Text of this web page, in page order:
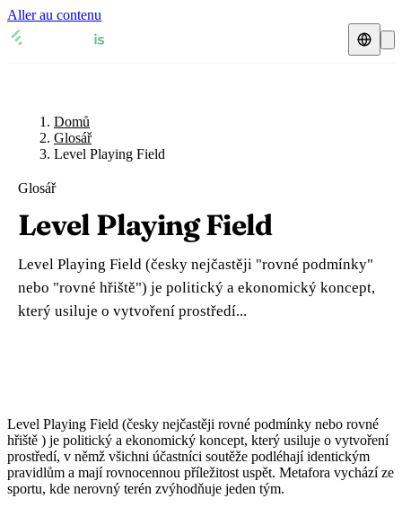
Aller au contenu
🇧🇪 Belgie
🇧🇬 Bulharsko
🇩🇰 Dánsko
🇪🇪 Estonsko
🇫🇮 Finsko
🇮🇪 Irsko
🇮🇹 Itálie
Přehledy DPH
🇧🇪 Belgie
🇧🇬
🇨🇿 Česká republika
🇩🇰 Dánsko
🇪🇪 Estonsko
🇭🇷 Chorvatsko
🇮🇪 Irsko
Zdroje a blog
Blog
Glosář
Ověření DIČ
Kalkulačka DPH
Domů
Glosář
Level Playing Field
Glosář
Level Playing Field
Level Playing Field (česky nejčastěji "rovné podmínky"
nebo "rovné hřiště") je politický a ekonomický koncept,
který usiluje o vytvoření prostředí...
Level Playing Field (česky nejčastěji rovné podmínky nebo rovné
hřiště ) je politický a ekonomický koncept, který usiluje o vytvoření
prostředí, v němž všichni účastníci soutěže podléhají identickým
pravidlům a mají rovnocennou příležitost uspět. Metafora vychází ze
sportu, kde nerovný terén zvýhodňuje jeden tým.